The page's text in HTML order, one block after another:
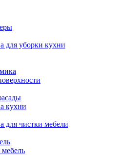
для уборки кухни
кухни
для чистки мебели
мебель